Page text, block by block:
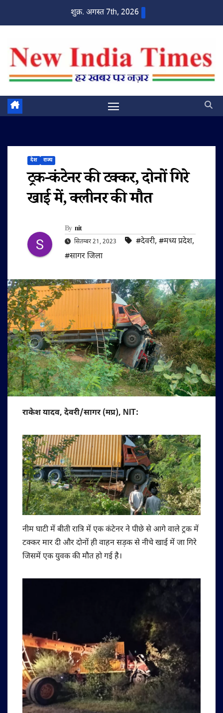
शुक्र. अगस्त 7th, 2026
देश राज्य
ट्रक-कंटेनर की टक्कर, दोनों गिरे
खाई में, क्लीनर की मौत
By nit
सितम्बर 21, 2023 #देवरी, #मध्य प्रदेश,
#सागर जिला
राकेश यादव, देवरी/सागर (मप्र), NIT:
नीम घाटी में बीती रात्रि में एक कंटेनर ने पीछे से आगे वाले ट्रक में
टक्कर मार दी और दोनों ही वाहन सड़क से नीचे खाई में जा गिरे
जिसमें एक युवक की मौत हो गई है।